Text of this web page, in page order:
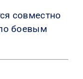
совместно
боевым